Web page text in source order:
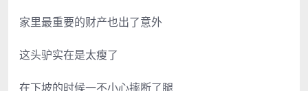
家里最重要的财产也出了意外
这头驴实在是太瘦了
在下坡的时候一不小心摔断了腿